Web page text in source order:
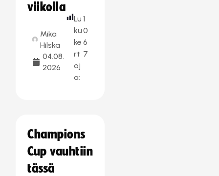
viikolla
Mika
Hilska
04.08.
2026
Lu
ku
ke
rt
oj
a:
1
0
6
7
Champions
Cup vauhtiin
tässä